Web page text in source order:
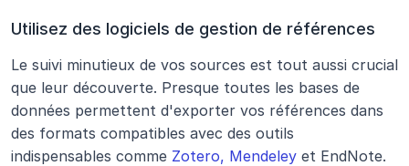
Utilisez des logiciels de gestion de références
Le suivi minutieux de vos sources est tout aussi crucial
que leur découverte. Presque toutes les bases de
données permettent d'exporter vos références dans
des formats compatibles avec des outils
indispensables comme Zotero, Mendeley et EndNote.